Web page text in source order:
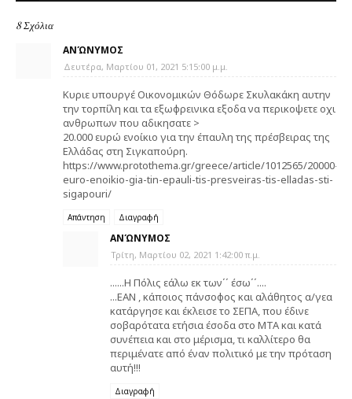
8 Σχόλια
ΑΝΏΝΥΜΟΣ
Δευτέρα, Μαρτίου 01, 2021 5:15:00 μ.μ.
Kυριε υπουργέ Οικονομικών Θόδωρε Σκυλακάκη αυτην
την τορπίλη και τα εξωφρεινικα εξοδα να περικοψετε οχι
ανθρωπων που αδικησατε >
20.000 ευρώ ενοίκιο για την έπαυλη της πρέσβειρας της
Ελλάδας στη Σιγκαπούρη.
https://www.protothema.gr/greece/article/1012565/20000-
euro-enoikio-gia-tin-epauli-tis-presveiras-tis-elladas-sti-
sigapouri/
Απάντηση Διαγραφή
ΑΝΏΝΥΜΟΣ
Τρίτη, Μαρτίου 02, 2021 1:42:00 π.μ.
......Η Πόλις εάλω εκ των΄΄ έσω΄΄....
...ΕΑΝ , κάποιος πάνσοφος και αλάθητος α/γεα
κατάργησε και έκλεισε το ΣΕΠΑ, που έδινε
σοβαρότατα ετήσια έσοδα στο ΜΤΑ και κατά
συνέπεια και στο μέρισμα, τι καλλίτερο θα
περιμένατε από έναν πολιτικό με την πρόταση
αυτή!!!
Διαγραφή